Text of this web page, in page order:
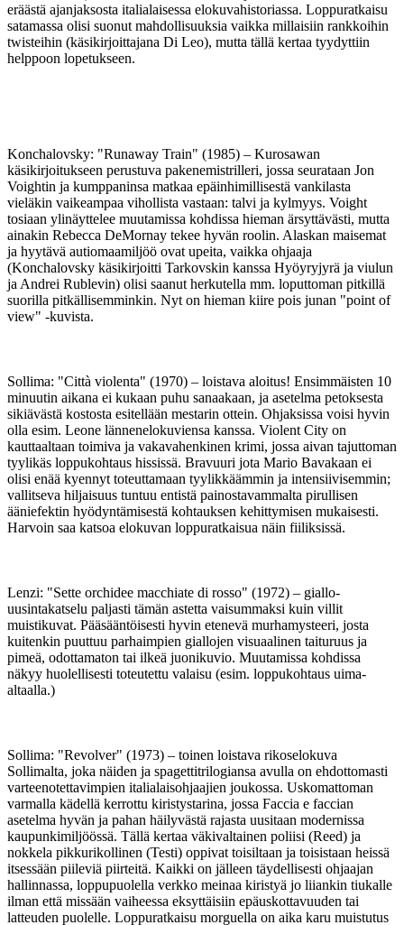
eräästä ajanjaksosta italialaisessa elokuvahistoriassa. Loppuratkaisu
satamassa olisi suonut mahdollisuuksia vaikka millaisiin rankkoihin
twisteihin (käsikirjoittajana Di Leo), mutta tällä kertaa tyydyttiin
helppoon lopetukseen.
Konchalovsky: "Runaway Train" (1985) – Kurosawan
käsikirjoitukseen perustuva pakenemistrilleri, jossa seurataan Jon
Voightin ja kumppaninsa matkaa epäinhimillisestä vankilasta
vieläkin vaikeampaa vihollista vastaan: talvi ja kylmyys. Voight
tosiaan ylinäyttelee muutamissa kohdissa hieman ärsyttävästi, mutta
ainakin Rebecca DeMornay tekee hyvän roolin. Alaskan maisemat
ja hyytävä autiomaamiljöö ovat upeita, vaikka ohjaaja
(Konchalovsky käsikirjoitti Tarkovskin kanssa Hyöyryjyrä ja viulun
ja Andrei Rublevin) olisi saanut herkutella mm. loputtoman pitkillä
suorilla pitkällisemminkin. Nyt on hieman kiire pois junan "point of
view" ‑kuvista.
Sollima: "Città violenta" (1970) – loistava aloitus! Ensimmäisten 10
minuutin aikana ei kukaan puhu sanaakaan, ja asetelma petoksesta
sikiävästä kostosta esitellään mestarin ottein. Ohjaksissa voisi hyvin
olla esim. Leone lännenelokuviensa kanssa. Violent City on
kauttaaltaan toimiva ja vakavahenkinen krimi, jossa aivan tajuttoman
tyylikäs loppukohtaus hississä. Bravuuri jota Mario Bavakaan ei
olisi enää kyennyt toteuttamaan tyylikkäämmin ja intensiivisemmin;
vallitseva hiljaisuus tuntuu entistä painostavammalta pirullisen
ääniefektin hyödyntämisestä kohtauksen kehittymisen mukaisesti.
Harvoin saa katsoa elokuvan loppuratkaisua näin fiiliksissä.
Lenzi: "Sette orchidee macchiate di rosso" (1972) – giallo-
uusintakatselu paljasti tämän astetta vaisummaksi kuin villit
muistikuvat. Pääsääntöisesti hyvin etenevä murhamysteeri, josta
kuitenkin puuttuu parhaimpien giallojen visuaalinen taituruus ja
pimeä, odottamaton tai ilkeä juonikuvio. Muutamissa kohdissa
näkyy huolellisesti toteutettu valaisu (esim. loppukohtaus uima-
altaalla.)
Sollima: "Revolver" (1973) – toinen loistava rikoselokuva
Sollimalta, joka näiden ja spagettitrilogiansa avulla on ehdottomasti
varteenotettavimpien italialaisohjaajien joukossa. Uskomattoman
varmalla kädellä kerrottu kiristystarina, jossa Faccia e faccian
asetelma hyvän ja pahan häilyvästä rajasta uusitaan modernissa
kaupunkimiljöössä. Tällä kertaa väkivaltainen poliisi (Reed) ja
nokkela pikkurikollinen (Testi) oppivat toisiltaan ja toisistaan heissä
itsessään piileviä piirteitä. Kaikki on jälleen täydellisesti ohjaajan
hallinnassa, loppupuolella verkko meinaa kiristyä jo liiankin tiukalle
ilman että missään vaiheessa eksyttäisiin epäuskottavuuden tai
latteuden puolelle. Loppuratkaisu morguella on aika karu muistutus